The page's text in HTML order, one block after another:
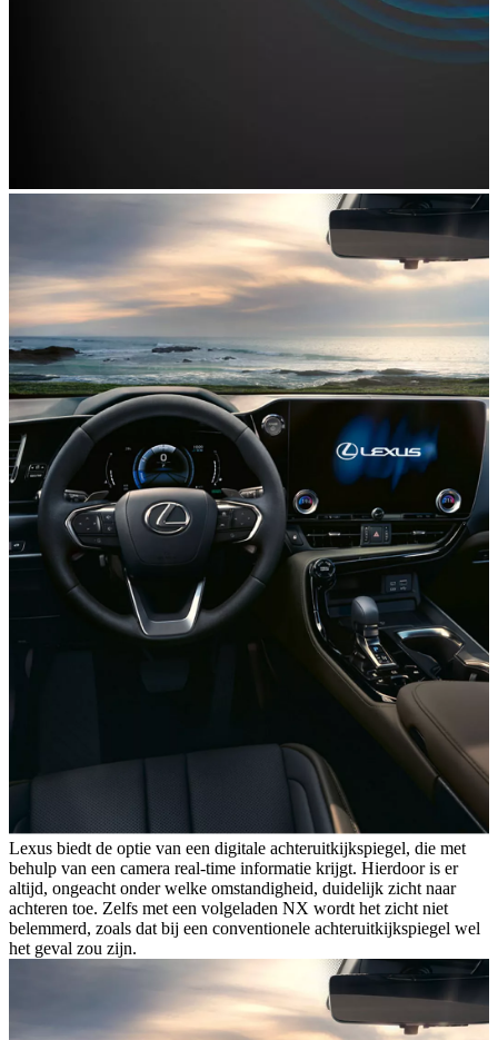
Lexus biedt de optie van een digitale achteruitkijkspiegel, die met
behulp van een camera real-time informatie krijgt. Hierdoor is er
altijd, ongeacht onder welke omstandigheid, duidelijk zicht naar
achteren toe. Zelfs met een volgeladen NX wordt het zicht niet
belemmerd, zoals dat bij een conventionele achteruitkijkspiegel wel
het geval zou zijn.